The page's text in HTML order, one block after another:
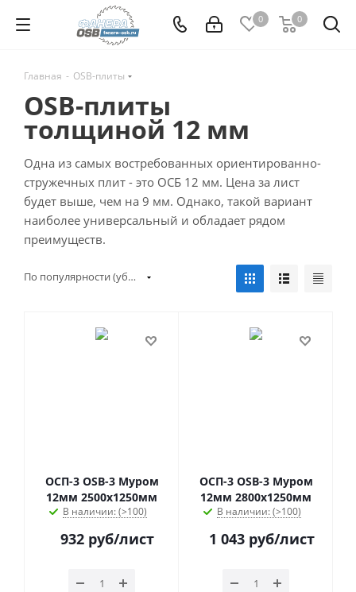
0 0
Главная - OSB-плиты
OSB-плиты
толщиной 12 мм
Одна из самых востребованных ориентированно-
стружечных плит - это ОСБ 12 мм. Цена за лист
будет выше, чем на 9 мм. Однако, такой вариант
наиболее универсальный и обладает рядом
преимуществ.
По популярности (убывание)
ОСП-3 OSB-3 Муром
12мм 2500х1250мм
В наличии: (>100)
932 руб/лист
ОСП-3 OSB-3 Муром
12мм 2800х1250мм
В наличии: (>100)
1 043руб/лист